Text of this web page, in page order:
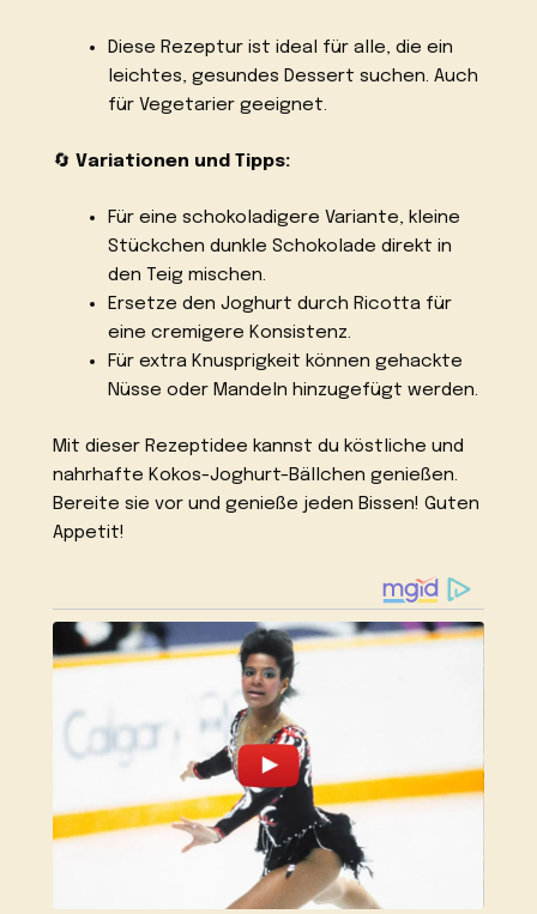
Diese Rezeptur ist ideal für alle, die ein
leichtes, gesundes Dessert suchen. Auch
für Vegetarier geeignet.
🔄Variationen und Tipps:
Für eine schokoladigere Variante, kleine
Stückchen dunkle Schokolade direkt in
den Teig mischen.
Ersetze den Joghurt durch Ricotta für
eine cremigere Konsistenz.
Für extra Knusprigkeit können gehackte
Nüsse oder Mandeln hinzugefügt werden.
Mit dieser Rezeptidee kannst du köstliche und
nahrhafte Kokos-Joghurt-Bällchen genießen.
Bereite sie vor und genieße jeden Bissen! Guten
Appetit!